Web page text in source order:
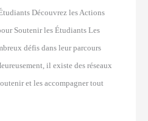
Découvrez les Actions
Soutenir les Étudiants Les
défis dans leur parcours
il existe des réseaux
et les accompagner tout